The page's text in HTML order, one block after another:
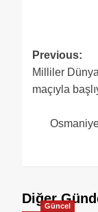
Previous:
Milliler
maçıyla
DiğerGüncel